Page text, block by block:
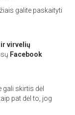
galite paskaityti
virvelių
Facebook
gali skirtis dėl
pat dėl to, jog